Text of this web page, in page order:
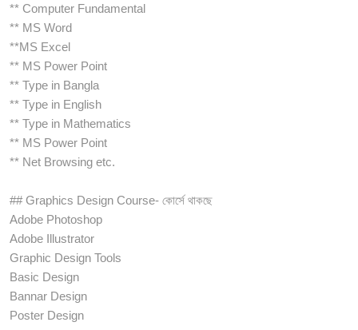
** Computer Fundamental
** MS Word
**MS Excel
** MS Power Point
** Type in Bangla
** Type in English
** Type in Mathematics
** MS Power Point
** Net Browsing etc.
## Graphics Design Course- কোর্সে থাকছে
Adobe Photoshop
Adobe Illustrator
Graphic Design Tools
Basic Design
Bannar Design
Poster Design